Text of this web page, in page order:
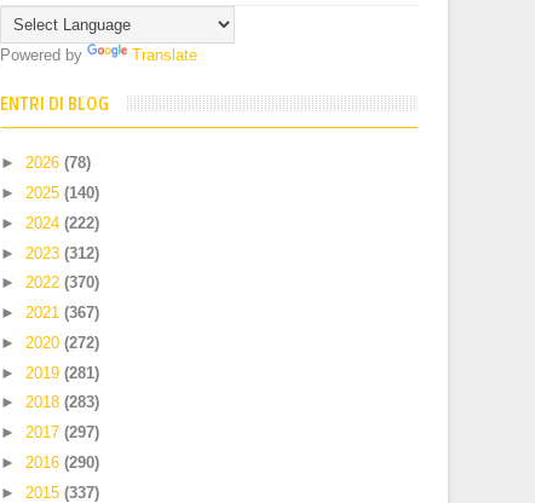
Powered by Translate
ENTRI DI BLOG
►2026(78)
►2025(140)
► 2024(222)
► 2023(312)
►2022(370)
►2021(367)
► 2020(272)
► 2019(281)
►2018(283)
►2017(297)
► 2016(290)
► 2015(337)